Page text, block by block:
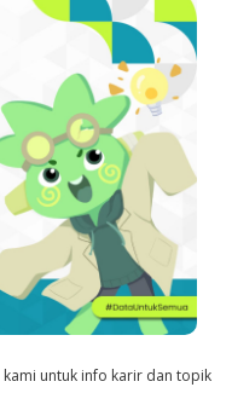
kami untuk info karir dan topik